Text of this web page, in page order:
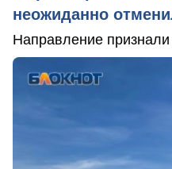
неожиданно
Направление